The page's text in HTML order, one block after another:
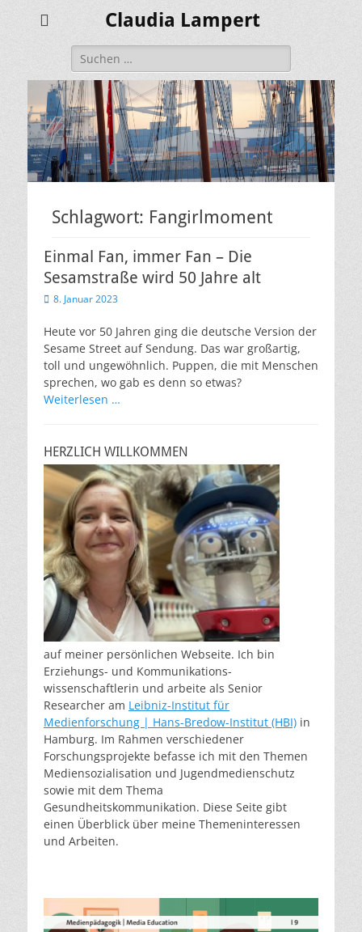
Claudia Lampert
Suchen
nach:
Schlagwort: Fangirlmoment
Einmal Fan, immer Fan – Die
Sesamstraße wird 50 Jahre alt
Veröffentlicht
8. Januar 2023
Heute vor 50 Jahren ging die deutsche Version der
Sesame Street auf Sendung. Das war großartig,
toll und ungewöhnlich. Puppen, die mit Menschen
sprechen, wo gab es denn so etwas?
Weiterlesen …
HERZLICH WILLKOMMEN
auf meiner persönlichen Webseite. Ich bin
Erziehungs- und Kommunikations-
wissenschaftlerin und arbeite als Senior
Researcher am Leibniz-Institut für
Medienforschung | Hans-Bredow-Institut (HBI) in
Hamburg. Im Rahmen verschiedener
Forschungsprojekte befasse ich mit den Themen
Mediensozialisation und Jugendmedienschutz
sowie mit dem Thema
Gesundheitskommunikation. Diese Seite gibt
einen Überblick über meine Themeninteressen
und Arbeiten.